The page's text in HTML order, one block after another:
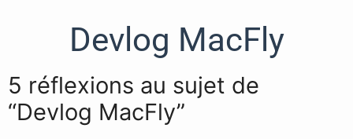
Devlog MacFly
5 réflexions au sujet de
“Devlog MacFly”